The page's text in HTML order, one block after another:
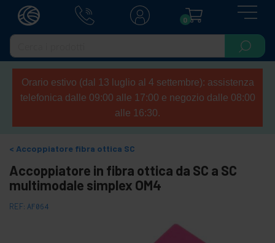
0
Orario estivo (dal 13 luglio al 4 settembre): assistenza
telefonica dalle 09:00 alle 17:00 e negozio dalle 08:00
alle 16:30.
Accoppiatore fibra ottica SC
Accoppiatore in fibra ottica da SC a SC
multimodale simplex OM4
REF: AF064